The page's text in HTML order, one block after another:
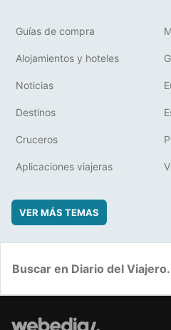
Guías de compra
Alojamientos y hoteles
Noticias
Destinos
Cruceros
Aplicaciones viajeras
VER MÁS TEMAS